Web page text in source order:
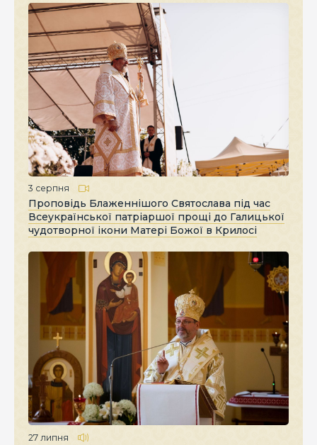
3 серпня
Проповідь Блаженнішого Святослава під час
Всеукраїнської патріаршої прощі до Галицької
чудотворної ікони Матері Божої в Крилосі
27 липня